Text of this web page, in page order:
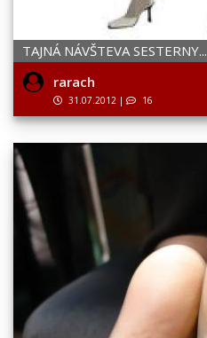
TAJNÁ NÁVŠTEVA SESTERNY...
rarach
31.07.2012 | 16